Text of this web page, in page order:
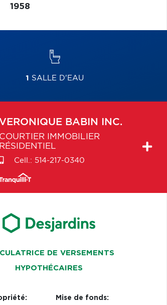
1958
1 SALLE D'EAU
VERONIQUE BABIN INC.
COURTIER IMMOBILIER
RÉSIDENTIEL
Cell.: 514-217-0340
DE VERSEMENTS
HYPOTHÉCAIRES
Mise de fonds: